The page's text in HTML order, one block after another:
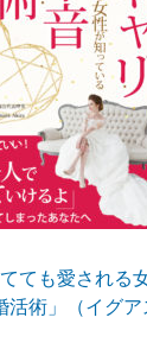
ても愛される
活術」（イグア